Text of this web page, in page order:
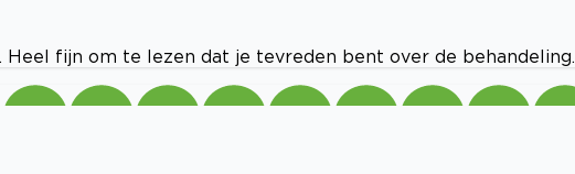
fijn om te lezen dat je tevreden bent over de behandeling.